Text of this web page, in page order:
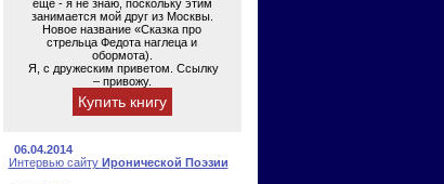
ещё - я не знаю, поскольку этим
занимается мой друг из Москвы.
Новое название «Сказка про
стрельца Федота наглеца и
обормота).
Я, с дружеским приветом. Ссылку
– привожу.
Купить книгу
06.04.2014
Интервью сайту Иронической Поэзии